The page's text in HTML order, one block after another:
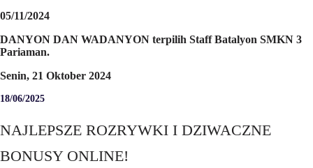
05/11/2024
DANYON DAN WADANYON terpilih Staff Batalyon SMKN 3
Pariaman.
Senin, 21 Oktober 2024
18/06/2025
NAJLEPSZE ROZRYWKI I DZIWACZNE
BONUSY ONLINE!